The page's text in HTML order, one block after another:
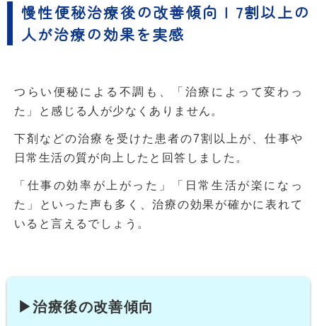
慢性便秘治療後の改善傾向 | 7割以上の
人が治療の効果を実感
つらい便秘による不調も、「治療によって変わっ
た」と感じる人が少なくありません。
下剤などの治療を受けた患者の7割以上が、仕事や
日常生活の質が向上したと回答しました。
「仕事の効率が上がった」「日常生活が楽になっ
た」といった声も多く、治療の効果が確かに表れて
いると言えるでしょう。
▶治療後の改善傾向